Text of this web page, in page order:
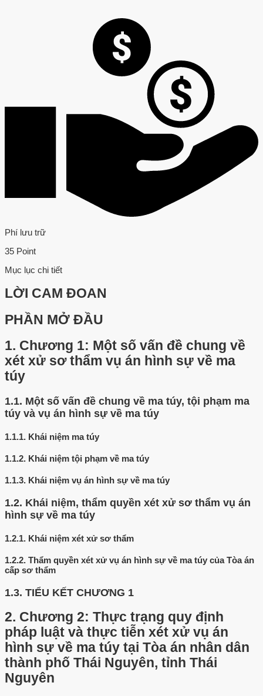
Phí lưu trữ
35 Point
Mục lục chi tiết
LỜI CAM ĐOAN
PHẦN MỞ ĐẦU
1. Chương 1: Một số vấn đề chung về
xét xử sơ thẩm vụ án hình sự về ma
túy
1.1. Một số vấn đề chung về ma túy, tội phạm ma
túy và vụ án hình sự về ma túy
1.1.1. Khái niệm ma túy
1.1.2. Khái niệm tội phạm về ma túy
1.1.3. Khái niệm vụ án hình sự về ma túy
1.2. Khái niệm, thẩm quyền xét xử sơ thẩm vụ án
hình sự về ma túy
1.2.1. Khái niệm xét xử sơ thẩm
1.2.2. Thẩm quyền xét xử vụ án hình sự về ma túy của Tòa án
cấp sơ thẩm
1.3. TIỂU KẾT CHƯƠNG 1
2. Chương 2: Thực trạng quy định
pháp luật và thực tiễn xét xử vụ án
hình sự về ma túy tại Tòa án nhân dân
thành phố Thái Nguyên, tỉnh Thái
Nguyên